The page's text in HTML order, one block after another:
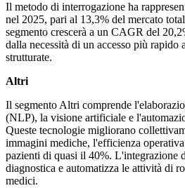
Il metodo di interrogazione ha
nel 2025, pari al 13,3% del mercato
segmento crescerà a un CAGR del
dalla necessità di un accesso più rapido
strutturate.
Altri
Il segmento Altri comprende
(NLP), la visione artificiale e
Queste tecnologie migliorano
immagini mediche, l'efficienza
pazienti di quasi il 40%. L'integrazione
diagnostica e automatizza le attività di
medici.